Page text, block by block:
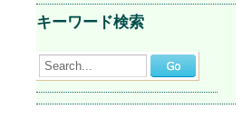
キーワード検索
Search...